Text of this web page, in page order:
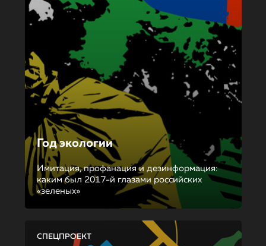
Год экологии
Имитация, профанация и дезинформация:
каким был 2017-й глазами российских
«зеленых»
СПЕЦПРОЕКТ